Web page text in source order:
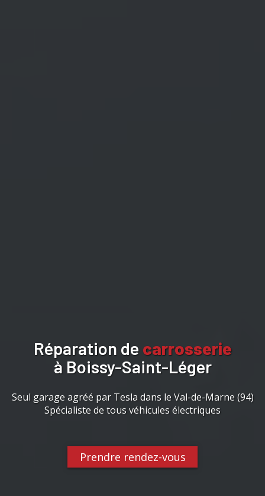
Réparation de carrosserie
à Boissy-Saint-Léger
Seul garage agréé par Tesla dans le Val-de-Marne (94)
Spécialiste de tous véhicules électriques
Prendre rendez-vous